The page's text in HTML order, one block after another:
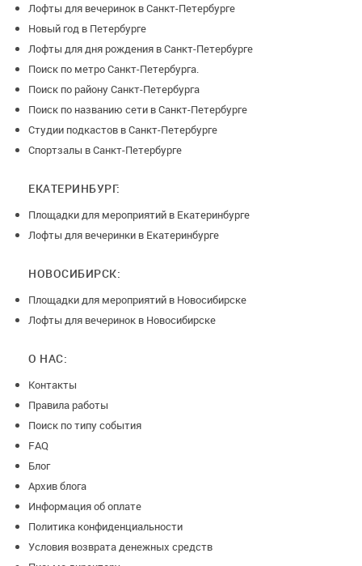
Лофты для вечеринок в Санкт-Петербурге
Новый год в Петербурге
Лофты для дня рождения в Санкт-Петербурге
Поиск по метро Санкт-Петербурга.
Поиск по району Санкт-Петербурга
Поиск по названию сети в Санкт-Петербурге
Студии подкастов в Санкт-Петербурге
Спортзалы в Санкт-Петербурге
ЕКАТЕРИНБУРГ:
Площадки для мероприятий в Екатеринбурге
Лофты для вечеринки в Екатеринбурге
НОВОСИБИРСК:
Площадки для мероприятий в Новосибирске
Лофты для вечеринок в Новосибирске
О НАС:
Контакты
Правила работы
Поиск по типу события
FAQ
Блог
Архив блога
Информация об оплате
Политика конфиденциальности
Условия возврата денежных средств